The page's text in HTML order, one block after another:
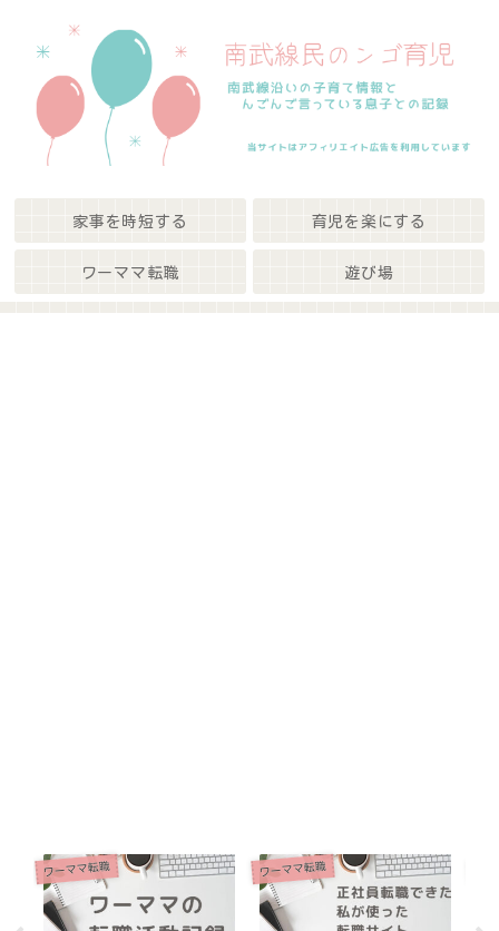
家事を時短する 育児を楽にする
ワーママ転職 遊び場
ワーママ転職 ワーママ転職